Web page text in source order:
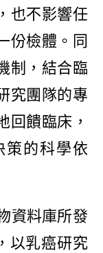
也不影響任
份檢體。同
制，結合臨
究團隊的專
回饋臨床，
策的科學依
資料庫所發
以乳癌研究